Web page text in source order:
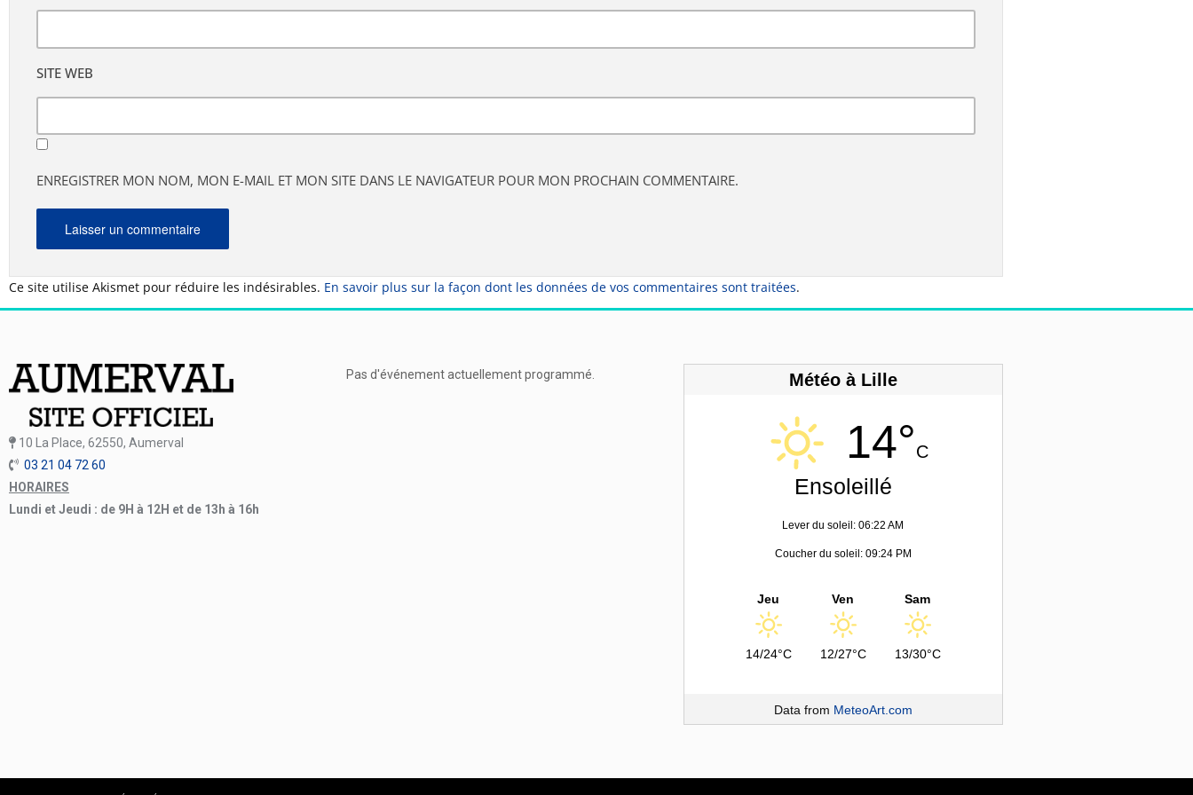
SITE WEB
ENREGISTRER MON NOM, MON E-MAIL ET MON SITE DANS LE NAVIGATEUR POUR MON PROCHAIN COMMENTAIRE.
Ce site utilise Akismet pour réduire les indésirables. En savoir plus sur la façon dont les données de vos commentaires sont traitées.
10 La Place, 62550, Aumerval
03 21 04 72 60
HORAIRES
Lundi et Jeudi : de 9H à 12H et de 13h à 16h
Pas d'événement actuellement programmé. Météo à Lille
14°C
Ensoleillé
Lever du soleil: 06:22 AM
Coucher du soleil: 09:24 PM
Jeu
14/24°C
Ven
12/27°C
Sam
13/30°C
Data from MeteoArt.com